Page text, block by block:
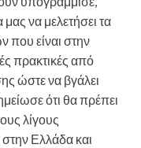
να μελετήσει τα
που είναι στην
πρακτικές από
ώστε να βγάλει
ότι θα πρέπει
λίγους
Ελλάδα και